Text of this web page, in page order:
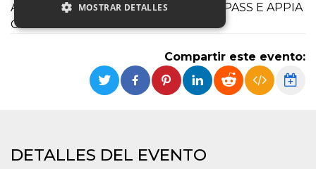
ACCESSO CONSENTITO CON GREEN PASS E APPIA
CARD
Compartir este evento:
DETALLES DEL EVENTO
MOSTRAR DETALLES
Cookies estrictamente necesarias
Cookies de preferencias
correctamente sin las cookies estrictamente
necesarias.